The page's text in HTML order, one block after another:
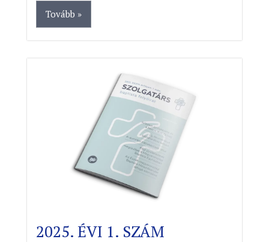
Tovább »
2025. ÉVI 1. SZÁM